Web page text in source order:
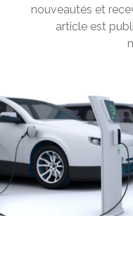
← Revenir aux
BOURGET
ÉLECTRIQUE
Rédigé par Philippe
0 commentaires
nouveautés et
article est